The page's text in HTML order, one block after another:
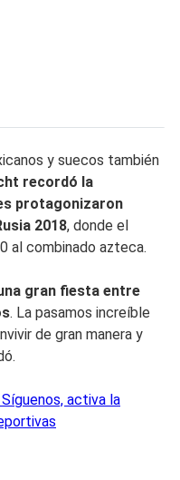
y suecos también
recordó la
protagonizaron
2018, donde el
al combinado azteca.
gran fiesta entre
. La pasamos increíble
de gran manera y
activa la